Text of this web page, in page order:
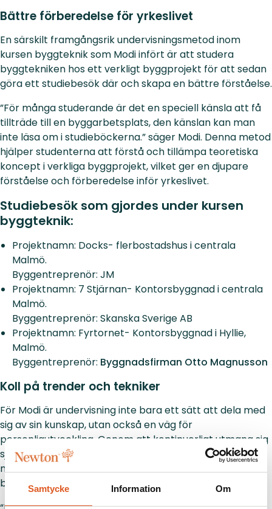
Samtycke Information Om
Bättre förberedelse för yrkeslivet
En särskilt framgångsrik undervisningsmetod inom
kursen byggteknik som Modi infört är att studera
byggtekniken hos ett verkligt byggprojekt för att sedan
göra ett studiebesök där och skapa en bättre förståelse.
”För många studerande är det en speciell känsla att få
tillträde till en byggarbetsplats, den känslan kan man
inte läsa om i studieböckerna.” säger Modi. Denna metod
hjälper studenterna att förstå och tillämpa teoretiska
koncept i verkliga byggprojekt, vilket ger en djupare
förståelse och förberedelse inför yrkeslivet.
Studiebesök som gjordes under kursen
byggteknik:
Projektnamn: Docks- flerbostadshus i centrala
Malmö.
Byggentreprenör: JM
Projektnamn: 7 Stjärnan- Kontorsbyggnad i centrala
Malmö.
Byggentreprenör: Skanska Sverige AB
Projektnamn: Fyrtornet- Kontorsbyggnad i Hyllie,
Malmö.
Byggentreprenör: Byggnadsfirman Otto Magnusson
Koll på trender och tekniker
För Modi är undervisning inte bara ett sätt att dela med
sig av sin kunskap, utan också en väg för
personligutveckling. Genom att kontinuerligt utmana sig
själv och sina studenter, håller han sig själv uppdaterad
med de senaste trenderna och teknikerna i
byggbranschen.